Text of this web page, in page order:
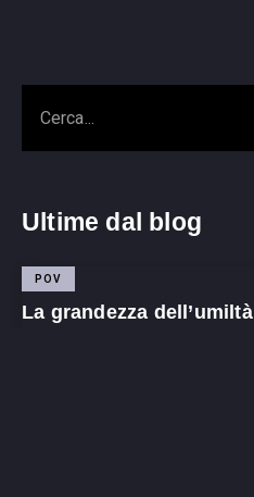
Ultime dal blog
POV
La grandezza dell’umiltà